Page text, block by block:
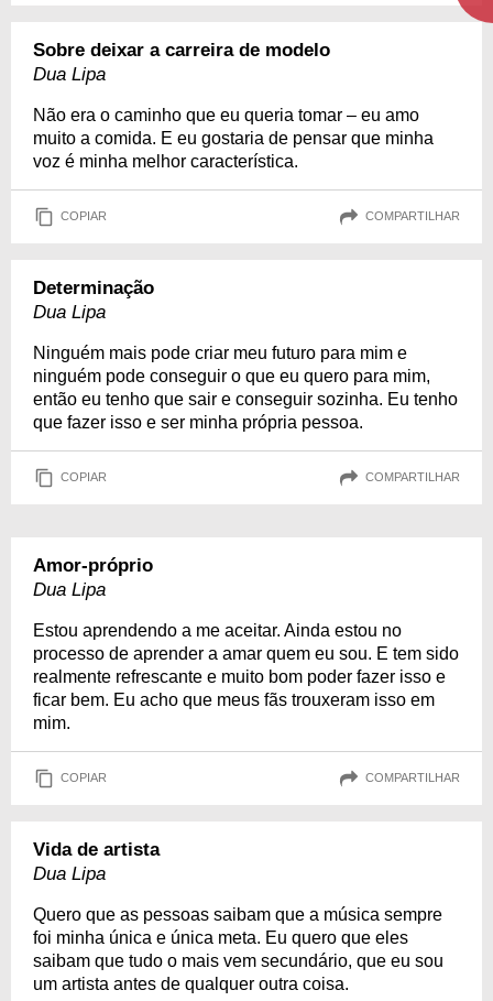
Sobre deixar a carreira de modelo
Dua Lipa
Não era o caminho que eu queria tomar – eu amo
muito a comida. E eu gostaria de pensar que minha
voz é minha melhor característica.
COPIAR COMPARTILHAR
Determinação
Dua Lipa
Ninguém mais pode criar meu futuro para mim e
ninguém pode conseguir o que eu quero para mim,
então eu tenho que sair e conseguir sozinha. Eu tenho
que fazer isso e ser minha própria pessoa.
COPIAR COMPARTILHAR
Amor-próprio
Dua Lipa
Estou aprendendo a me aceitar. Ainda estou no
processo de aprender a amar quem eu sou. E tem sido
realmente refrescante e muito bom poder fazer isso e
ficar bem. Eu acho que meus fãs trouxeram isso em
mim.
COPIAR COMPARTILHAR
Vida de artista
Dua Lipa
Quero que as pessoas saibam que a música sempre
foi minha única e única meta. Eu quero que eles
saibam que tudo o mais vem secundário, que eu sou
um artista antes de qualquer outra coisa.